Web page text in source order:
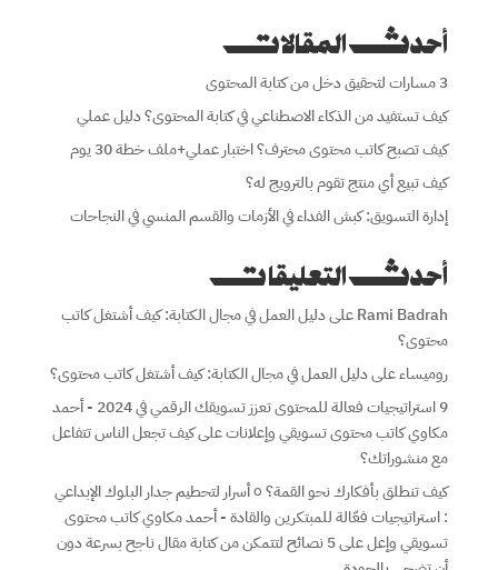
أحدث المقالات
3 مسارات لتحقيق دخل من كتابة المحتوى
كيف تستفيد من الذكاء الاصطناعي في كتابة المحتوى؟ دليل عملي
كيف تصبح كاتب محتوى محترف؟ اختبار عملي+ملف خطة 30 يوم
كيف تبيع أي منتج تقوم بالترويج له؟
إدارة التسويق: كبش الفداء في الأزمات والقسم المنسي في النجاحات
أحدث التعليقات
Rami Badrahعلىدليل العمل في مجال الكتابة: كيف أشتغل كاتب
محتوى؟
روميساءعلىدليل العمل في مجال الكتابة: كيف أشتغل كاتب محتوى؟
9 استراتيجيات فعالة للمحتوى تعزز تسويقك الرقمي في 2024 - أحمد
مكاوي كاتب محتوى تسويقي وإعلاناتعلىكيف تجعل الناس تتفاعل
مع منشوراتك؟
كيف تنطلق بأفكارك نحو القمة؟ ٥ أسرار لتحطيم جدار البلوك الإبداعي
: استراتيجيات فعّالة للمبتكرين والقادة - أحمد مكاوي كاتب محتوى
تسويقي وإعلعلى
5 نصائح لتتمكن من كتابة مقال ناجح بسرعة دون